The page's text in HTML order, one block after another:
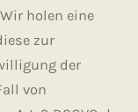
holen eine
zur
der
von